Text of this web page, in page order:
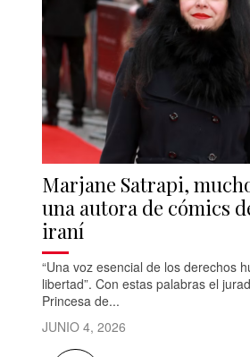
Marjane Satrapi,
una autora de cómics
iraní
“Una voz esencial de los derechos
libertad”. Con estas palabras el
Princesa de...
JUNIO 4, 2026